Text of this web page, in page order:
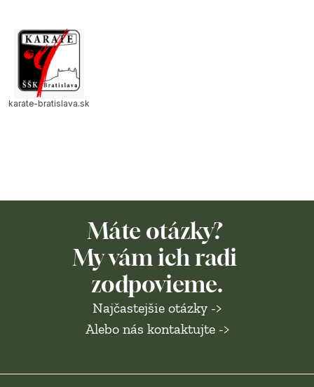
karate-bratislava.sk
Máte otázky?
My vám ich radi
zodpovieme.
Najčastejšie otázky ->
Alebo nás kontaktujte ->